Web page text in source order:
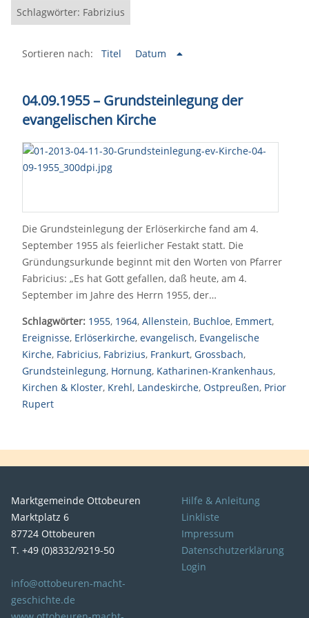
Schlagwörter: Fabrizius
Sortieren nach: Titel Datum
04.09.1955– Grundsteinlegung der
evangelischen Kirche
Die Grundsteinlegung der Erlöserkirche fand am 4.
September 1955 als feierlicher Festakt statt. Die
Gründungsurkunde beginnt mit den Worten von Pfarrer
Fabricius: „Es hat Gott gefallen, daß heute, am 4.
September im Jahre des Herrn 1955, der…
Schlagwörter: 1955, 1964, Allenstein, Buchloe, Emmert,
Ereignisse, Erlöserkirche, evangelisch, Evangelische
Kirche, Fabricius, Fabrizius, Frankurt, Grossbach,
Grundsteinlegung, Hornung, Katharinen-Krankenhaus,
Kirchen & Kloster, Krehl, Landeskirche, Ostpreußen, Prior
Rupert
Marktgemeinde Ottobeuren
Marktplatz 6
87724 Ottobeuren
T. +49 (0)8332/9219-50
info@ottobeuren-macht-
geschichte.de
Hilfe & Anleitung
Linkliste
Impressum
Datenschutzerklärung
Login